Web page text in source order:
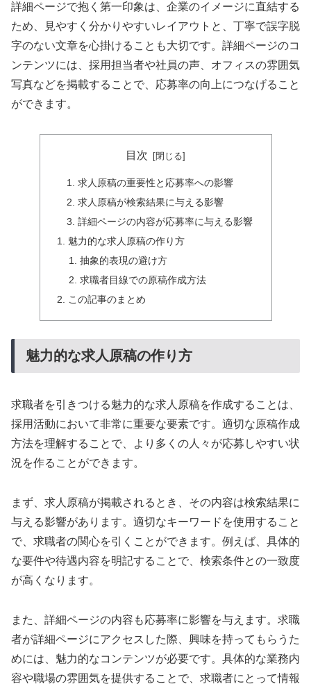
詳細ページで抱く第一印象は、企業のイメージに直結する
ため、見やすく分かりやすいレイアウトと、丁寧で誤字脱
字のない文章を心掛けることも大切です。詳細ページのコ
ンテンツには、採用担当者や社員の声、オフィスの雰囲気
写真などを掲載することで、応募率の向上につなげること
ができます。
目次
求人原稿の重要性と応募率への影響
求人原稿が検索結果に与える影響
詳細ページの内容が応募率に与える影響
魅力的な求人原稿の作り方
抽象的表現の避け方
求職者目線での原稿作成方法
この記事のまとめ
魅力的な求人原稿の作り方
求職者を引きつける魅力的な求人原稿を作成することは、
採用活動において非常に重要な要素です。適切な原稿作成
方法を理解することで、より多くの人々が応募しやすい状
況を作ることができます。
まず、求人原稿が掲載されるとき、その内容は検索結果に
与える影響があります。適切なキーワードを使用すること
で、求職者の関心を引くことができます。例えば、具体的
な要件や待遇内容を明記することで、検索条件との一致度
が高くなります。
また、詳細ページの内容も応募率に影響を与えます。求職
者が詳細ページにアクセスした際、興味を持ってもらうた
めには、魅力的なコンテンツが必要です。具体的な業務内
容や職場の雰囲気を提供することで、求職者にとって情報